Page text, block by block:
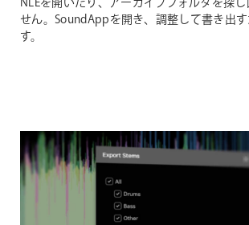
NLEを開いたり、アーカイブフォルダを探
せん。SoundAppを開き、調整して書き出
す。